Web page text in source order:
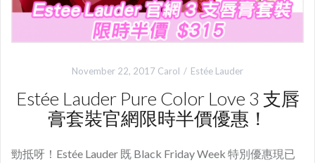
November 22, 2017 Carol Estée Lauder
Estée Lauder Pure Color Love 3 支唇
膏套裝官網限時半價優惠！
勁抵呀！Estée Lauder 既 Black Friday Week 特別優惠現已